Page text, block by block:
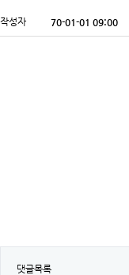
작성자
70-01-01 09:00
댓글목록